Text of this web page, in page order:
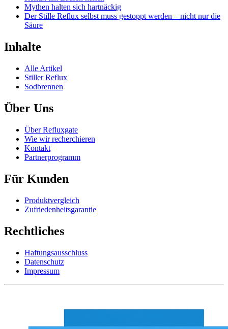
Mythen halten sich hartnäckig
Der Stille Reflux selbst muss gestoppt werden – nicht nur die
Säure
Inhalte
Alle Artikel
Stiller Reflux
Sodbrennen
Über Uns
Über Refluxgate
Wie wir recherchieren
Kontakt
Partnerprogramm
Für Kunden
Produktvergleich
Zufriedenheitsgarantie
Rechtliches
Haftungsausschluss
Datenschutz
Impressum